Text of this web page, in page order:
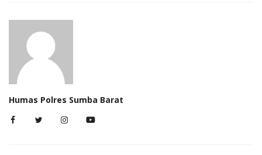
Humas Polres Sumba Barat